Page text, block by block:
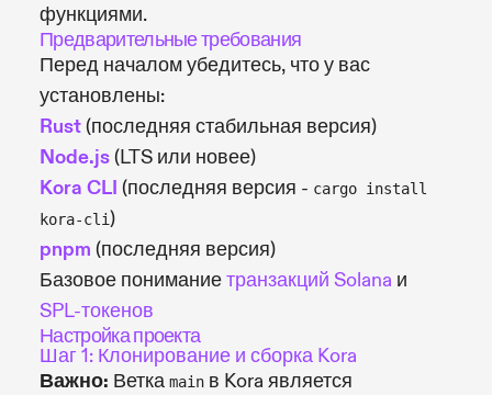
функциями.
Предварительные требования
Перед началом убедитесь, что у вас
установлены:
Rust(последняя стабильная версия)
Node.js(LTS или новее)
Kora CLI (последняя версия - cargo install
kora-cli)
pnpm (последняя версия)
Базовое пониманиетранзакций Solana и
SPL-токенов
Настройка проекта
Шаг 1: Клонирование и сборка Kora
Важно: Ветка main в Kora является